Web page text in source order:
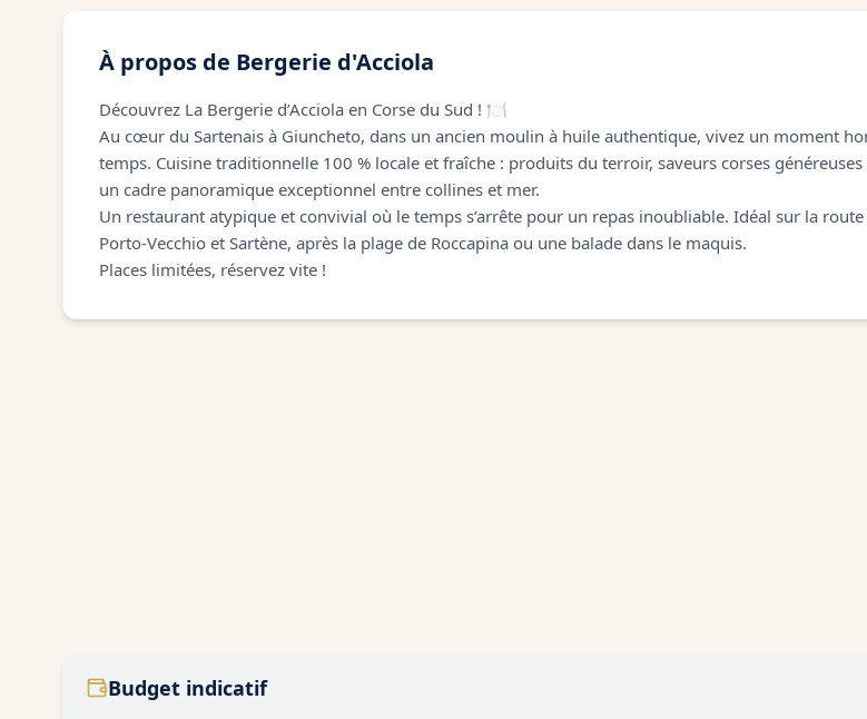
À propos de Bergerie d'Acciola
Découvrez La Bergerie d’Acciola en Corse du Sud ! 🍽️
Au cœur du Sartenais à Giuncheto, dans un ancien moulin à huile authentique, vivez un moment
temps. Cuisine traditionnelle 100 % locale et fraîche : produits du terroir, saveurs corses généreuses
un cadre panoramique exceptionnel entre collines et mer.
Un restaurant atypique et convivial où le temps s’arrête pour un repas inoubliable. Idéal sur la
Porto-Vecchio et Sartène, après la plage de Roccapina ou une balade dans le maquis.
Places limitées, réservez vite !
Budget indicatif